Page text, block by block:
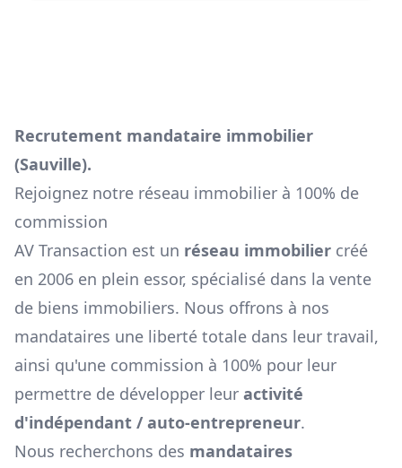
Recrutement mandataire immobilier
(Sauville).
Rejoignez notre réseau immobilier à 100% de
commission
AV Transaction est un réseau immobilier créé
en 2006 en plein essor, spécialisé dans la vente
de biens immobiliers. Nous offrons à nos
mandataires une liberté totale dans leur travail,
ainsi qu'une commission à 100% pour leur
permettre de développer leur activité
d'indépendant / auto-entrepreneur.
Nous recherchons des mandataires